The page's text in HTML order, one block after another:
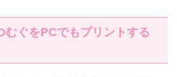
むぐをPCでもプリントする